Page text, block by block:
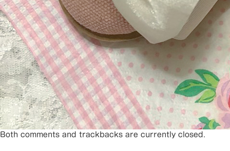
Both comments and trackbacks are currently closed.